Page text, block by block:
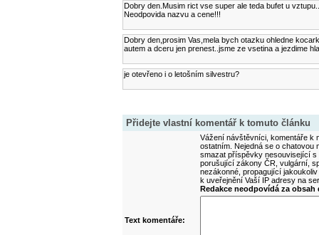
Dobry den.Musim rict vse super ale teda bufet u
Neodpovida nazvu a cene!!!
Dobry den,prosim Vas,mela bych otazku ohledne
autem a dceru jen prenest..jsme ze vsetina a jezdime
je otevřeno i o letošním silvestru?
Přidejte vlastní komentář k tomuto článku
Vážení návštěvníci, komentáře k
ostatním. Nejedná se o
smazat příspěvky nesouvisející
porušující zákony ČR, vulgární,
nezákonné, propagující
k uveřejnění Vaší IP adresy na
Redakce neodpovídá za
Text komentáře: